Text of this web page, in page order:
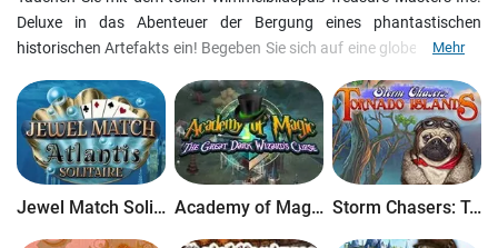
Deluxe in das Abenteuer der Bergung eines phantastischen
historischen Artefakts ein! Begeben Sie sich auf eine globetrottende
Artefakt auf! Aber wird Gordon kein einziger Schatzjager, seine
Gegner werden seine Pläne zu stören versuchen. In diesem
abenteuersvollem Spiel werden Sie verschiedene originelle Puzzles
auflösen, und viele Wagnisse antreffen. Geniessen Sie
entspannende Mini-Spiele und Fabelführung des Spiels Treasure
Mehr
Jewel Match Solitaire Atlantis Academy of Magic: The Great Dark Wizard's Curse Storm Chasers: Tornado Islands